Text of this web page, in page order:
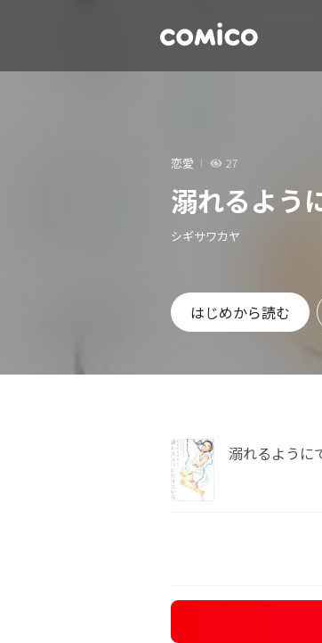
恋愛 27
溺れるよう
シギサワカヤ
はじめから読む
溺れるように